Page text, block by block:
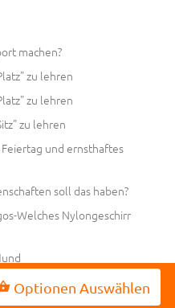
Optionen Auswählen
machen?
zu lehren
zu lehren
zu lehren
und ernsthaftes
soll das haben?
Welches Nylongeschirr
Leder?